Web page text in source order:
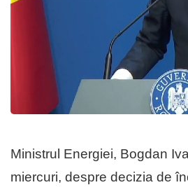
Ministrul Energiei, Bogdan
miercuri, despre decizia de